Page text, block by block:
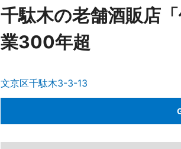
千駄木の老舗酒販店
業300年超
文京区千駄木3-3-13